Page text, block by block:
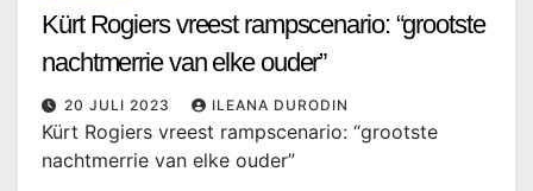
Kürt Rogiers vreest rampscenario: “grootste
nachtmerrie van elke ouder”
20 JULI 2023 ILEANA DURODIN
Kürt Rogiers vreest rampscenario: “grootste
nachtmerrie van elke ouder”